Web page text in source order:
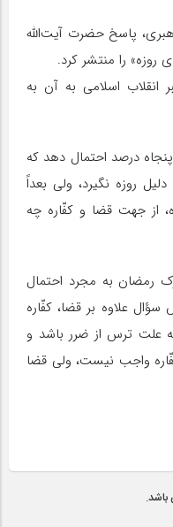
پاسخ حضرت آیت‌الله
روزه» را منتشر کرد.
اسلامی به آن به
درصد احتمال دهد که
روزه نگیرد، ولی بعداً
از جهت قضا و کفّاره چه
رمضان به مجرد احتمال
علاوه بر قضا، کفّاره
علت ترس از ضرر باشد و
واجب نیست، ولی قضا